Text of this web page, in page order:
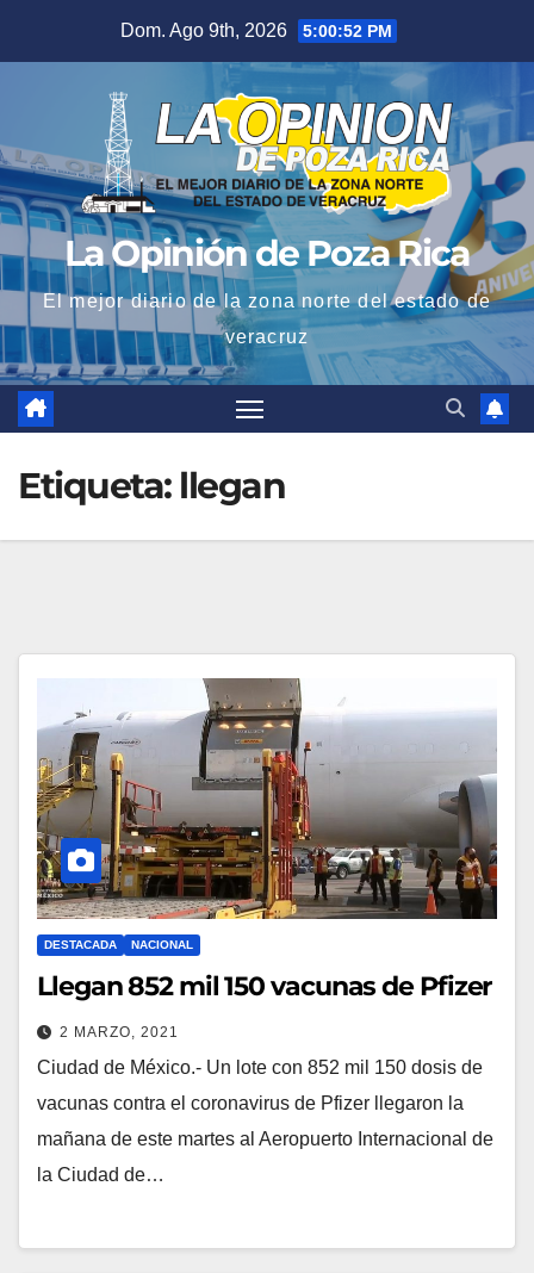
Dom. Ago 9th, 2026 5:00:53 PM
La Opinión de Poza Rica
El mejor diario de la zona norte del estado de
veracruz
Etiqueta: llegan
DESTACADA NACIONAL
Llegan 852 mil 150 vacunas de Pfizer
2 MARZO, 2021
Ciudad de México.- Un lote con 852 mil 150 dosis de
vacunas contra el coronavirus de Pfizer llegaron la
mañana de este martes al Aeropuerto Internacional de
la Ciudad de…